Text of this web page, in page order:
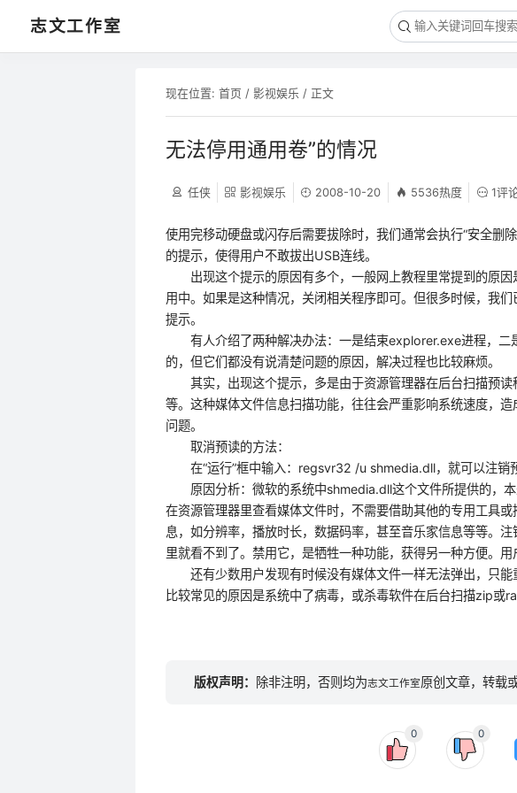
志文工作室
现在位置: 首页 / 影视娱乐 / 正文
无法停用通用卷”的情况
任侠 影视娱乐 2008-10-20 5536热度 1评
使用完移动硬盘或闪存后需要拔除时，我们通常会执行“安全删
的提示，使得用户不敢拔出USB连线。
出现这个提示的原因有多个，一般网上教程里常提到的原因
用中。如果是这种情况，关闭相关程序即可。但很多时候，我
提示。
有人介绍了两种解决办法：一是结束explorer.exe进程，二
的，但它们都没有说清楚问题的原因，解决过程也比较麻烦。
其实，出现这个提示，多是由于资源管理器在后台扫描预读
等。这种媒体文件信息扫描功能，往往会严重影响系统速度，
问题。
取消预读的方法：
在“运行”框中输入：regsvr32 /u shmedia.dll，就可以注
原因分析：微软的系统中shmedia.dll这个文件所提供的，本
在资源管理器里查看媒体文件时，不需要借助其他的专用工具
息，如分辨率，播放时长，数据码率，甚至音乐家信息等等。
里就看不到了。禁用它，是牺牲一种功能，获得另一种方便
还有少数用户发现有时候没有媒体文件一样无法弹出，只能
比较常见的原因是系统中了病毒，或杀毒软件在后台扫描zip或
版权声明： 除非注明，否则均为志文工作室原创文章，转载
0 0